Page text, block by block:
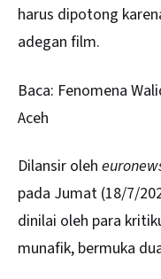
harus dipotong
adegan film.
Baca: Fenomena
Aceh
Dilansir oleh
pada Jumat (18/7/
dinilai oleh para
munafik, bermuka